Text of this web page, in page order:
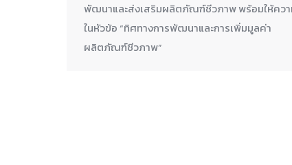
พัฒนาและส่งเสริมผลิตภัณฑ์ชีวภาพ พร้อมให้คว
ในหัวข้อ “ทิศทางการพัฒนาและการเพิ่มมูลค่า
ผลิตภัณฑ์ชีวภาพ”